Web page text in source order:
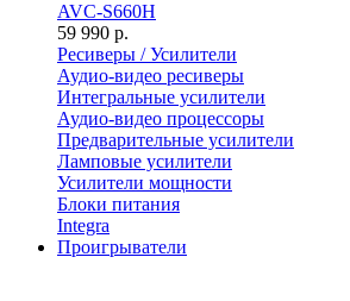
AVC-S660H
59 990 р.
Ресиверы / Усилители
Аудио-видео ресиверы
Интегральные усилители
Аудио-видео процессоры
Предварительные усилители
Ламповые усилители
Усилители мощности
Блоки питания
Integra
Проигрыватели